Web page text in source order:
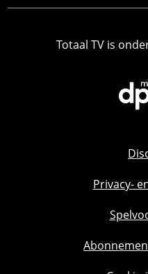
Totaal TV is
Privacy-